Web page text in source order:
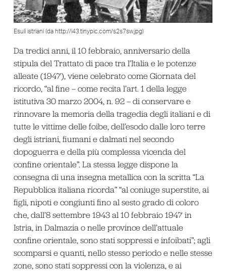
Esuli istriani (da http://i43.tinypic.com/s2s7sw.jpg)
Da tredici anni, il 10 febbraio, anniversario della
stipula del Trattato di pace tra l’Italia e le potenze
alleate (1947), viene celebrato come Giornata del
ricordo, “al fine – come recita l’art. 1 della legge
istitutiva 30 marzo 2004, n. 92 – di conservare e
rinnovare la memoria della tragedia degli italiani e di
tutte le vittime delle foibe, dell’esodo dalle loro terre
degli istriani, fiumani e dalmati nel secondo
dopoguerra e della più complessa vicenda del
confine orientale”. La stessa legge dispone la
consegna di una insegna metallica con la scritta “La
Repubblica italiana ricorda” “al coniuge superstite, ai
figli, nipoti e congiunti fino al sesto grado di coloro
che, dall’8 settembre 1943 al 10 febbraio 1947 in
Istria, in Dalmazia o nelle province dell’attuale
confine orientale, sono stati soppressi e infoibati”; agli
scomparsi e quanti, nello stesso periodo e nelle stesse
zone, sono stati soppressi con la violenza, e ai